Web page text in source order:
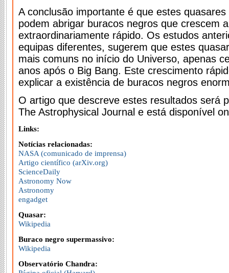
A conclusão importante é que estes
podem abrigar buracos negros que crescem
extraordinariamente rápido. Os estudos
equipas diferentes, sugerem que estes
mais comuns no início do Universo, apenas
anos após o Big Bang. Este crescimento
explicar a existência de buracos negros
O artigo que descreve estes resultados será
The Astrophysical Journal e está disponível
Links:
Notícias relacionadas:
NASA (comunicado de imprensa)
Artigo científico (arXiv.org)
ScienceDaily
Astronomy Now
Astronomy
engadget
Quasar:
Wikipedia
Buraco negro supermassivo:
Wikipedia
Observatório Chandra: